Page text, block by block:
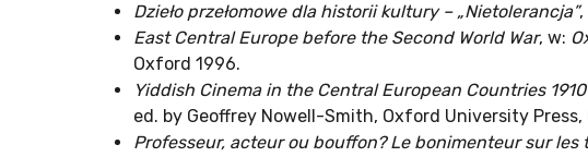
Dzieło przełomowe dla historii kultury – „Nietolerancja”,
East Central Europe before the Second World War, w:
Oxford 1996.
Yiddish Cinema in the Central European Countries
ed. by Geoffrey Nowell-Smith, Oxford University Press,
Professeur, acteur ou bouffon? Le bonimenteur sur les